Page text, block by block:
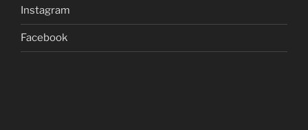
Instagram
Facebook